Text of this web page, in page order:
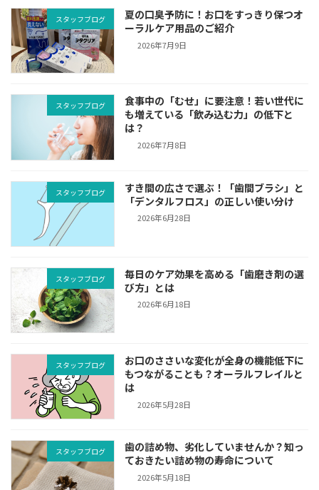
スタッフブログ
夏の口臭予防に！お口をすっきり保つオ
ーラルケア用品のご紹介
2026年7月9日
スタッフブログ
食事中の「むせ」に要注意！若い世代に
も増えている「飲み込む力」の低下と
は？
2026年7月8日
スタッフブログ
すき間の広さで選ぶ！「歯間ブラシ」と
「デンタルフロス」の正しい使い分け
2026年6月28日
スタッフブログ
毎日のケア効果を高める「歯磨き剤の選
び方」とは
2026年6月18日
スタッフブログ
お口のささいな変化が全身の機能低下に
もつながることも？オーラルフレイルと
は
2026年5月28日
スタッフブログ
歯の詰め物、劣化していませんか？知っ
ておきたい詰め物の寿命について
2026年5月18日